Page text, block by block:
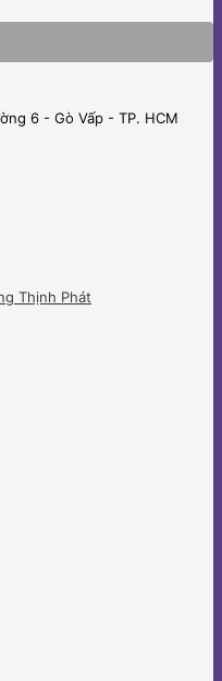
6 - Gò Vấp - TP. HCM
Thịnh Phát